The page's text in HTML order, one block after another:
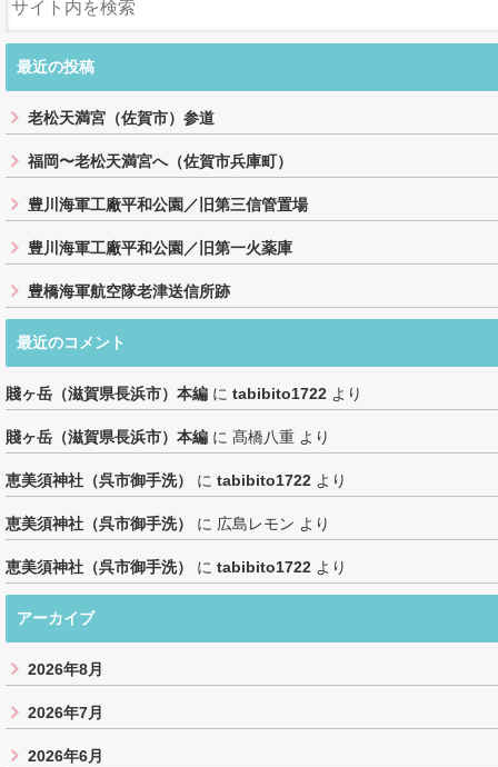
最近の投稿
老松天満宮（佐賀市）参道
福岡〜老松天満宮へ（佐賀市兵庫町）
豊川海軍工廠平和公園／旧第三信管置場
豊川海軍工廠平和公園／旧第一火薬庫
豊橋海軍航空隊老津送信所跡
最近のコメント
賤ヶ岳（滋賀県長浜市）本編 に tabibito1722 より
賤ヶ岳（滋賀県長浜市）本編 に 髙橋八重 より
恵美須神社（呉市御手洗） に tabibito1722 より
恵美須神社（呉市御手洗） に 広島レモン より
恵美須神社（呉市御手洗） に tabibito1722 より
アーカイブ
2026年8月
2026年7月
2026年6月